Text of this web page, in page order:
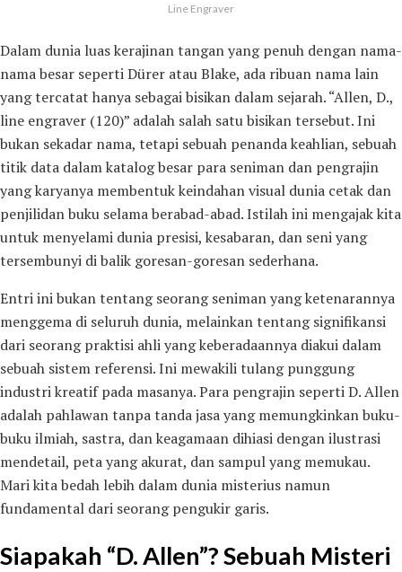
Line Engraver
Dalam dunia luas kerajinan tangan yang penuh dengan nama-
nama besar seperti Dürer atau Blake, ada ribuan nama lain
yang tercatat hanya sebagai bisikan dalam sejarah. “Allen, D.,
line engraver (120)” adalah salah satu bisikan tersebut. Ini
bukan sekadar nama, tetapi sebuah penanda keahlian, sebuah
titik data dalam katalog besar para seniman dan pengrajin
yang karyanya membentuk keindahan visual dunia cetak dan
penjilidan buku selama berabad-abad. Istilah ini mengajak kita
untuk menyelami dunia presisi, kesabaran, dan seni yang
tersembunyi di balik goresan-goresan sederhana.
Entri ini bukan tentang seorang seniman yang ketenarannya
menggema di seluruh dunia, melainkan tentang signifikansi
dari seorang praktisi ahli yang keberadaannya diakui dalam
sebuah sistem referensi. Ini mewakili tulang punggung
industri kreatif pada masanya. Para pengrajin seperti D. Allen
adalah pahlawan tanpa tanda jasa yang memungkinkan buku-
buku ilmiah, sastra, dan keagamaan dihiasi dengan ilustrasi
mendetail, peta yang akurat, dan sampul yang memukau.
Mari kita bedah lebih dalam dunia misterius namun
fundamental dari seorang pengukir garis.
Siapakah “D. Allen”? Sebuah Misteri